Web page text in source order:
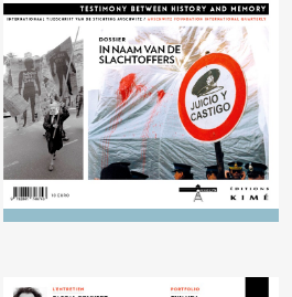
Uruguay